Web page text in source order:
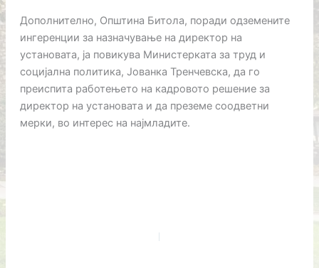
Дополнително, Општина Битола, поради одземените
ингеренции за назначување на директор на
установата, ја повикува Министерката за труд и
социјална политика, Јованка Тренчевска, да го
преиспита работењето на кадровото решение за
директор на установата и да преземе соодветни
мерки, во интерес на најмладите.